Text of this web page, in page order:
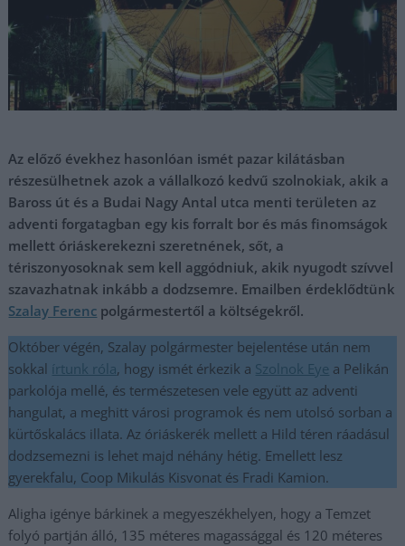
Az előző évekhez hasonlóan ismét pazar kilátásban
részesülhetnek azok a vállalkozó kedvű szolnokiak, akik a
Baross út és a Budai Nagy Antal utca menti területen az
adventi forgatagban egy kis forralt bor és más finomságok
mellett óriáskerekezni szeretnének, sőt, a
tériszonyosoknak sem kell aggódniuk, akik nyugodt szívvel
szavazhatnak inkább a dodzsemre. Emailben érdeklődtünk
Szalay Ferenc polgármestertől a költségekről.
Október végén, Szalay polgármester bejelentése után nem
sokkal
írtunk róla, hogy ismét érkezik a Szolnok Eye a Pelikán
parkolója mellé, és természetesen vele együtt az adventi
hangulat, a meghitt városi programok és nem utolsó sorban a
kürtőskalács illata. Az óriáskerék mellett a Hild téren ráadásul
dodzsemezni is lehet majd néhány hétig. Emellett lesz
gyerekfalu, Coop Mikulás Kisvonat és Fradi Kamion.
Aligha igénye bárkinek a megyeszékhelyen, hogy a Temzet
folyó partján álló, 135 méteres magassággal és 120 méteres